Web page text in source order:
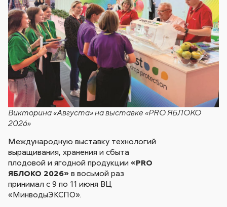
Викторина «Августа» на выставке «PRO ЯБЛОКО
2026»
Международную выставку технологий
выращивания, хранения и сбыта
плодовой и ягодной продукции «PRO
ЯБЛОКО 2026» в восьмой раз
принимал с 9 по 11 июня ВЦ
«МинводыЭКСПО».